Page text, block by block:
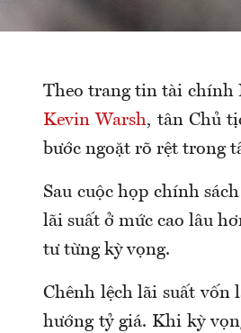
Theo trang tin tài chính
Kevin Warsh, tân Chủ
bước ngoặt rõ rệt trong
Sau cuộc họp chính
lãi suất ở mức cao lâu
tư từng kỳ vọng.
Chênh lệch lãi suất
hướng tỷ giá. Khi kỳ